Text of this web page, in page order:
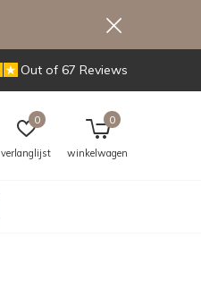
verlanglijst
0
winkelwagen
0
Out of 67 Reviews